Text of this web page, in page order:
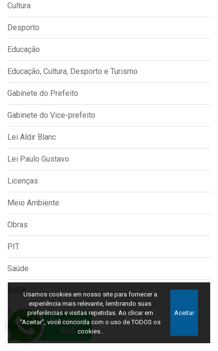
Cultura
Desporto
Educação
Educação, Cultura, Desporto e Turismo
Gabinete do Prefeito
Gabinete do Vice-prefeito
Lei Aldir Blanc
Lei Paulo Gustavo
Licenças
Meio Ambiente
Obras
PIT
Saúde
SISBI
Turismo
Usamos cookies em nosso site para fornecer a
experiência mais relevante, lembrando suas
preferências e visitas repetidas. Ao clicar em
“Aceitar”, você concorda com o uso de TODOS os
cookies..
Aceitar